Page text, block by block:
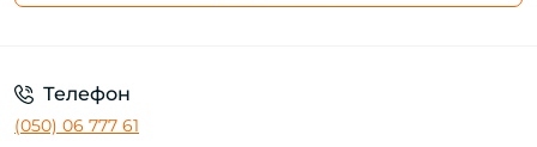
Телефон
(050) 06 777 61